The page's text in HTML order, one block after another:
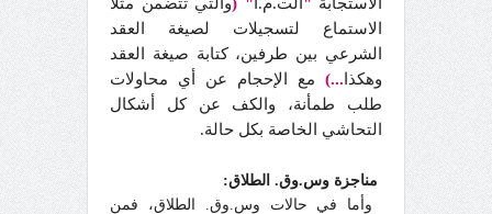
الاستماع لتسجيلات لصيغة العقد
الشرعي بين طرفين، كتابة صيغة العقد
وهكذا...)
مع الإحجام عن أي محاولات
طلب طمأنة، والكف عن كل أشكال
التحاشي الخاصة بكل حالة.
مناجزة وس.وق. الطلاق:
وأما في حالات وس.وق. الطلاق، فمن